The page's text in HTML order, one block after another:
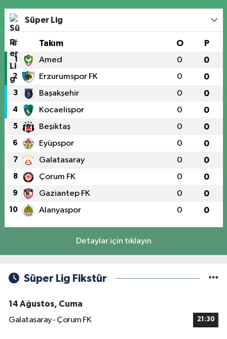
Süper Lig
# Takım O P
1 Amed 0 0
2 Erzurumspor FK 0 0
3 Başakşehir 0 0
4 Kocaelispor 0 0
5 Beşiktaş 0 0
6 Eyüpspor 0 0
7 Galatasaray 0 0
8 Çorum FK 0 0
9 Gaziantep FK 0 0
10 Alanyaspor 0 0
Detaylar için tıklayın
Süper Lig Fikstür
14 Ağustos, Cuma
Galatasaray - Çorum FK
21:30